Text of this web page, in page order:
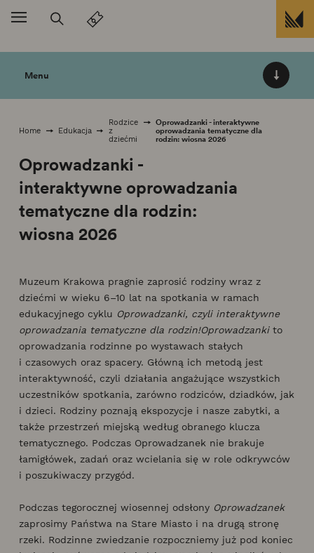
Przejdź do treści
Menu
Home Edukacja
Rodzice
z
dziećmi
Oprowadzanki - interaktywne
oprowadzania tematyczne dla
rodzin: wiosna 2026
Oprowadzanki -
interaktywne oprowadzania
tematyczne dla rodzin:
wiosna 2026
Muzeum Krakowa pragnie zaprosić rodziny wraz z
dziećmi w wieku 6–10 lat na spotkania w ramach
edukacyjnego cyklu Oprowadzanki, czyli interaktywne
oprowadzania tematyczne dla rodzin!Oprowadzankito
oprowadzania rodzinne po wystawach stałych
i czasowych oraz spacery. Główną ich metodą jest
interaktywność, czyli działania angażujące wszystkich
uczestników spotkania, zarówno rodziców, dziadków, jak
i dzieci. Rodziny poznają ekspozycje i nasze zabytki, a
także przestrzeń miejską według obranego klucza
tematycznego. Podczas Oprowadzanek nie brakuje
łamigłówek, zadań oraz wcielania się w role odkrywców
i poszukiwaczy przygód.
Podczas tegorocznej wiosennej odsłony Oprowadzanek
zaprosimy Państwa na Stare Miasto i na drugą stronę
rzeki. Rodzinne zwiedzanie rozpoczniemy już pod koniec